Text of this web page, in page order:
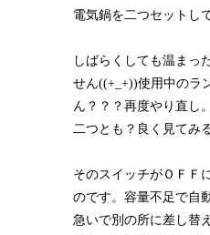
電気鍋を二つセットし
しばらくしても温まっ
せん((+_+))使用中のラ
ん？？？再度やり直し
二つとも？良く見てみ
そのスイッチがＯＦＦ
のです。容量不足で自
急いで別の所に差し替